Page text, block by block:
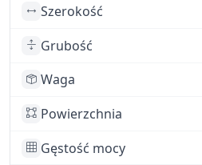
Szerokość
Grubość
Waga
Powierzchnia
Gęstość mocy